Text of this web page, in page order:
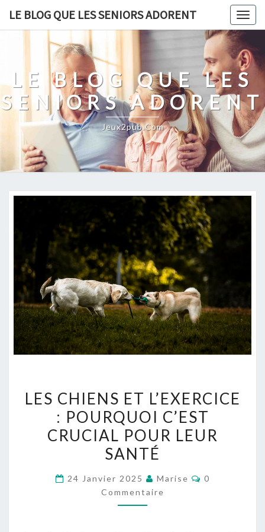
Skip
LE BLOG QUE LES SENIORS ADORENT
LE BLOG QUE LES
SENIORS ADORENT
Jeux2pub.com
E
S
C
H
E
N
LES CHIENS ET L’EXERCICE
: POURQUOI C’EST
CRUCIAL POUR LEUR
SANTÉ
24 Janvier 2025 Marise
C
0
Commentaire